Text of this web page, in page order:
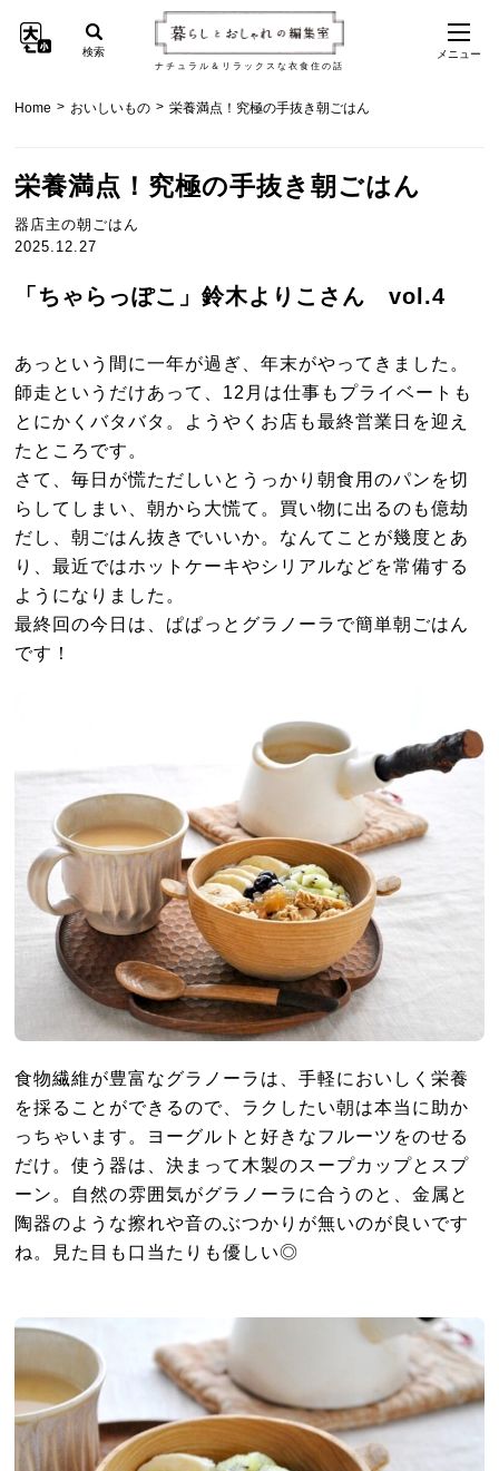
ナチュラル＆リラックスな衣食住の話
検索 メニュー
Home > おいしいもの > 栄養満点！究極の手抜き朝ごはん
栄養満点！究極の手抜き朝ごはん
器店主の朝ごはん
2025.12.27
「ちゃらっぽこ」鈴木よりこさん vol.4
あっという間に一年が過ぎ、年末がやってきました。
師走というだけあって、12月は仕事もプライベートも
とにかくバタバタ。ようやくお店も最終営業日を迎え
たところです。
さて、毎日が慌ただしいとうっかり朝食用のパンを切
らしてしまい、朝から大慌て。買い物に出るのも億劫
だし、朝ごはん抜きでいいか。なんてことが幾度とあ
り、最近ではホットケーキやシリアルなどを常備する
ようになりました。
最終回の今日は、ぱぱっとグラノーラで簡単朝ごはん
です！
食物繊維が豊富なグラノーラは、手軽においしく栄養
を採ることができるので、ラクしたい朝は本当に助か
っちゃいます。ヨーグルトと好きなフルーツをのせる
だけ。使う器は、決まって木製のスープカップとスプ
ーン。自然の雰囲気がグラノーラに合うのと、金属と
陶器のような擦れや音のぶつかりが無いのが良いです
ね。見た目も口当たりも優しい◎